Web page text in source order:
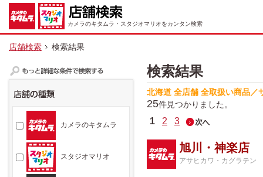
カメラのキタムラ・スタジオマリオをカンタン検索
店舗検索 検索結果
検索結果
北海道 全店舗 全取扱い商品／
25件見つかりました。
1 2 3
旭川・神楽店
アサヒカワ・カグラテン
カメラのキタムラ
スタジオマリオ